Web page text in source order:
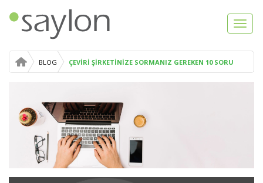
BLOG ÇEVİRİ ŞİRKETİNİZE SORMANIZ GEREKEN 10 SORU